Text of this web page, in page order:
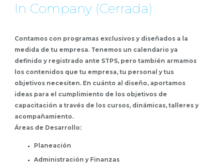
In Company (Cerrada)
Contamos con programas exclusivos y diseñados a la
medida de tu empresa. Tenemos un calendario ya
definido y registrado ante STPS, pero también armamos
los contenidos que tu empresa, tu personal y tus
objetivos necesiten. En cuánto al diseño, aportamos
ideas para el cumplimiento de los objetivos de
capacitación a través de los cursos, dinámicas, talleres y
acompañamiento.
Áreas de Desarrollo:
Planeación
Administración y Finanzas